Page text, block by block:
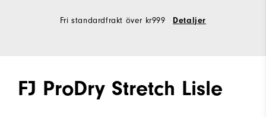
Fri standardfrakt över kr999 Detaljer
FJ ProDry Stretch Lisle